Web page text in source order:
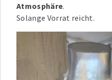
Atmosphäre.
Solange Vorrat reicht.